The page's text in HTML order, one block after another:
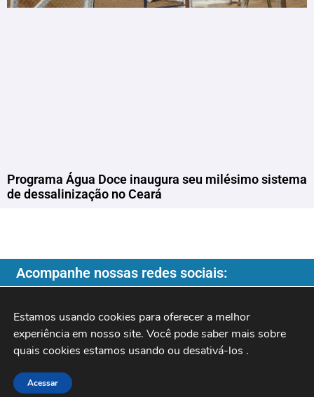
Programa Água Doce inaugura seu milésimo sistema
de dessalinização no Ceará
Acompanhe nossas redes sociais:
Copyright ©️ 2026| Programa do Rochinha |
Estamos usando cookies para oferecer a melhor
experiência em nosso site. Você pode saber mais sobre
quais cookies estamos usando ou desativá-los .
Acessar